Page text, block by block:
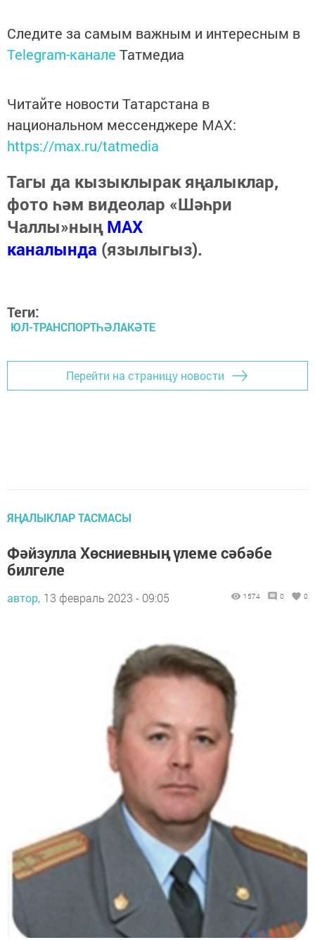
Следите за самым важным и интересным в
Telegram-канале Татмедиа
Читайте новости Татарстана в
национальном мессенджере MАХ:
https://max.ru/tatmedia
Тагы да кызыклырак яңалыклар,
фото һәм видеолар «Шәһри
Чаллы»ныңMAX
каналында (язылыгыз).
Теги:
ЮЛ-ТРАНСПОРТҺӘЛАКӘТЕ
Перейти на страницу новости
ЯҢАЛЫКЛАР ТАСМАСЫ
Фәйзулла Хөсниевның үлеме сәбәбе
билгеле
автор, 13 февраль 2023 - 09:05 1574 0 0